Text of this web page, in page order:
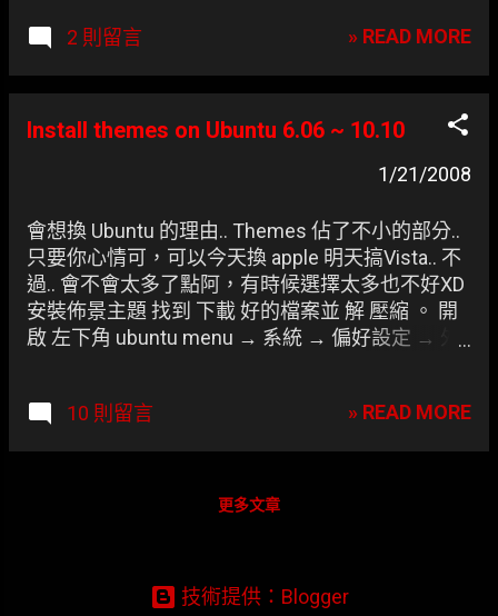
jonny@ubuntu:~$ sudo update 5. 安裝 AWN
window-navigator-bzr awn-core-applets-bzr awn-
manager-bzr 6. 開啟 Ubuntu 應用程式 → 附屬應用
程式 → Avant Window Navigator /* 如覺得 dock 不
穩或者是不想用它替換 視窗清單 的玩家們請跳過
手動更改方法請參考 【Themes】手
update Buuf Version: 1.03 相關連
結： ★ BuuF-Deuce-iconset @
- Eyecandy for your GNOME-Desktop
2 則留言 » READ MORE
Install themes on Ubuntu 6.06 ~ 10.10
1/21/2008
會想換 Ubuntu 的理由.. Themes 佔了不小的部分..
只要你心情可，可以今天換 apple 明天搞Vista.. 不
過.. 會不會太多了點阿，有時候選擇太多也不好XD
安裝佈景主題 找到 下載 好的檔案並 解 壓縮 。 開
啟 左下角 ubuntu menu → 系統 → 偏好設定 → 外
10 則留言
» READ MORE
更多文章
技術提供：Blogger